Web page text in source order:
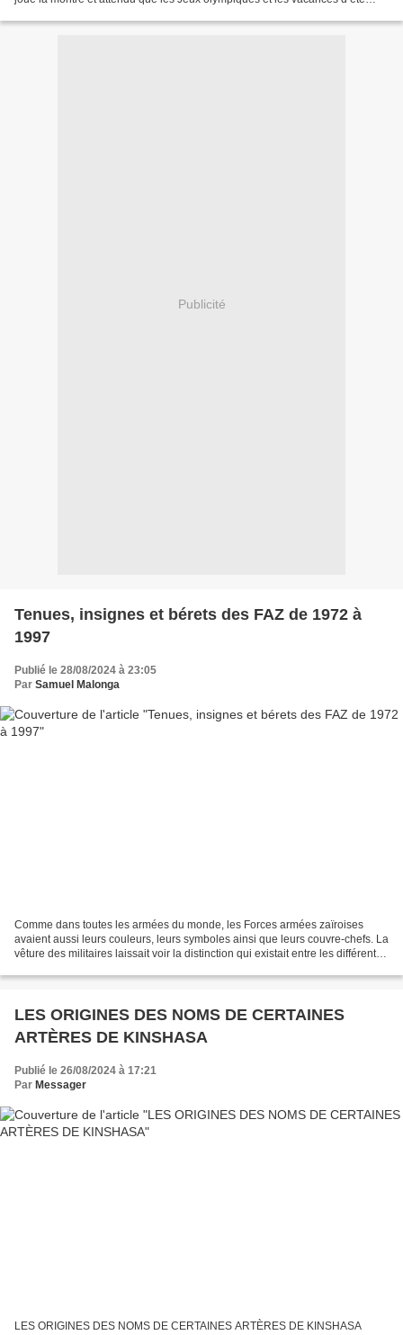
Publicité
Tenues, insignes et bérets des FAZ de 1972 à
1997
Publié le 28/08/2024 à 23:05
Par Samuel Malonga
Comme dans toutes les armées du monde, les Forces armées zaïroises
avaient aussi leurs couleurs, leurs symboles ainsi que leurs couvre-chefs. La
vêture des militaires laissait voir la distinction qui existait entre les différents
LES ORIGINES DES NOMS DE CERTAINES
ARTÈRES DE KINSHASA
Publié le 26/08/2024 à 17:21
Par Messager
LES ORIGINES DES NOMS DE CERTAINES ARTÈRES DE KINSHASA